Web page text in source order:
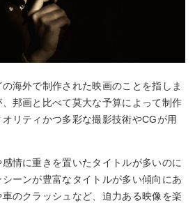
海外で制作された映画のことを指しま
邦画と比べて莫大な予算によって制作
リティかつ多彩な撮影技術やCGが用
情に重きを置いたタイトルが多いのに
ーンが豊富なタイトルが多い傾向にあ
のクラッシュなど、迫力ある映像を楽